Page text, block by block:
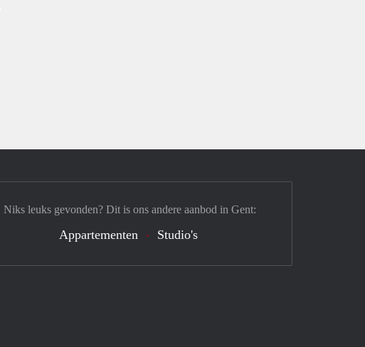
Niks leuks gevonden? Dit is ons andere aanbod in Gent:
Appartementen Studio's